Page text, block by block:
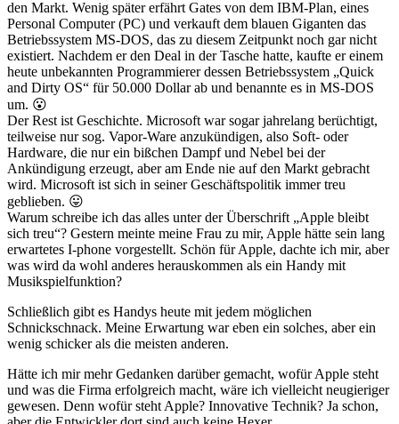
den Markt. Wenig später erfährt Gates von dem IBM-Plan, eines
Personal Computer (PC) und verkauft dem blauen Giganten das
Betriebssystem MS-DOS, das zu diesem Zeitpunkt noch gar nicht
existiert. Nachdem er den Deal in der Tasche hatte, kaufte er einem
heute unbekannten Programmierer dessen Betriebssystem „Quick
and Dirty OS“ für 50.000 Dollar ab und benannte es in MS-DOS
um. 😮
Der Rest ist Geschichte. Microsoft war sogar jahrelang berüchtigt,
teilweise nur sog. Vapor-Ware anzukündigen, also Soft- oder
Hardware, die nur ein bißchen Dampf und Nebel bei der
Ankündigung erzeugt, aber am Ende nie auf den Markt gebracht
wird. Microsoft ist sich in seiner Geschäftspolitik immer treu
geblieben. 😛
Warum schreibe ich das alles unter der Überschrift „Apple bleibt
sich treu“? Gestern meinte meine Frau zu mir, Apple hätte sein lang
erwartetes I-phone vorgestellt. Schön für Apple, dachte ich mir, aber
was wird da wohl anderes herauskommen als ein Handy mit
Musikspielfunktion?
Schließlich gibt es Handys heute mit jedem möglichen
Schnickschnack. Meine Erwartung war eben ein solches, aber ein
wenig schicker als die meisten anderen.
Hätte ich mir mehr Gedanken darüber gemacht, wofür Apple steht
und was die Firma erfolgreich macht, wäre ich vielleicht neugieriger
gewesen. Denn wofür steht Apple? Innovative Technik? Ja schon,